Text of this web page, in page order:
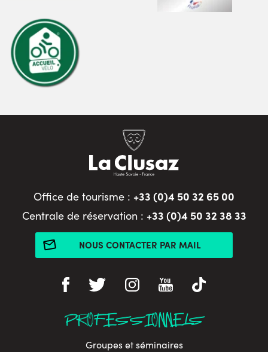
Office de tourisme : +33 (0)4 50 32 65 00
Centrale de réservation : +33 (0)4 50 32 38 33
NOUS CONTACTER PAR MAIL
PROFESSIONNELS
Groupes et séminaires